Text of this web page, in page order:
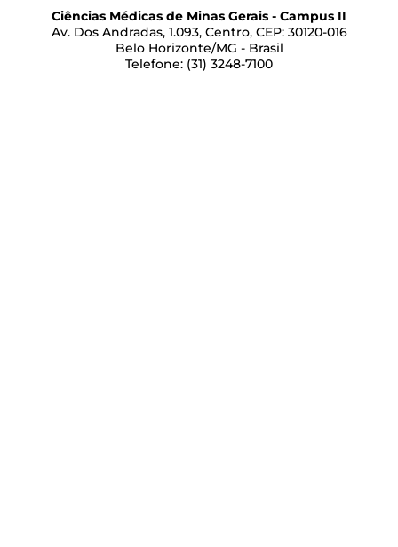
Ciências Médicas de Minas Gerais - Campus II
Av. Dos Andradas, 1.093, Centro, CEP: 30120-016
Belo Horizonte/MG - Brasil
Telefone: (31) 3248-7100